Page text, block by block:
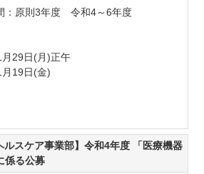
：原則3年度 令和4～6年度
29日(月)正午
19日(金)
ルスケア事業部】令和4年度 「医療機器
係る公募